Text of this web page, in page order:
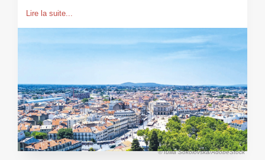
Lire la suite...
© Iuliia Sokolovska/AdobeStock